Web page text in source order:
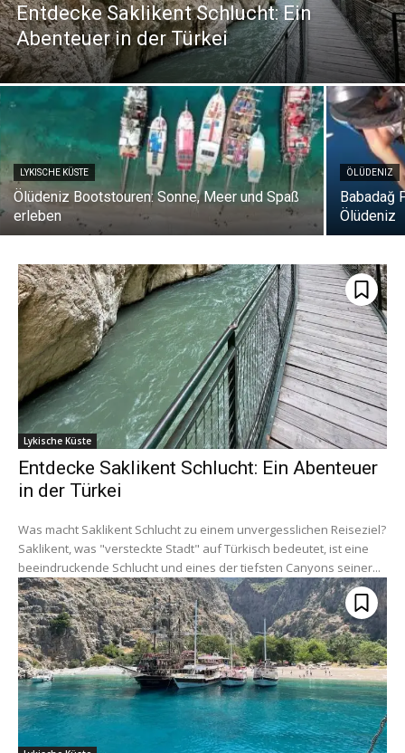
Entdecke Saklikent Schlucht: Ein
Abenteuer in der Türkei
LYKISCHE KÜSTE
Ölüdeniz Bootstouren: Sonne, Meer und Spaß
erleben
ÖLÜDENIZ
Babadağ
Ölüdeniz
Lykische Küste
Entdecke Saklikent Schlucht: Ein Abenteuer
in der Türkei
Was macht Saklikent Schlucht zu einem unvergesslichen Reiseziel?
Saklikent, was "versteckte Stadt" auf Türkisch bedeutet, ist eine
beeindruckende Schlucht und eines der tiefsten Canyons seiner...